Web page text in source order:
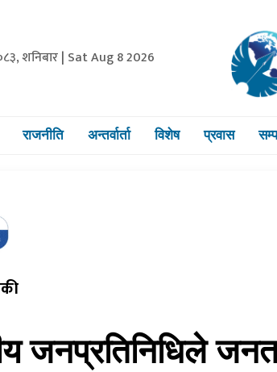
शनिबार | Sat Aug 8 2026
राजनीति अन्तर्वार्ता विशेष प्रवास
जनप्रतिनिधिले